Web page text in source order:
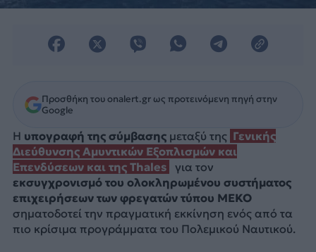
Προσθήκη του onalert.gr ως προτεινόμενη πηγή στην
Google
Η υπογραφή της σύμβασηςμεταξύ της Γενικής
Διεύθυνσης Αμυντικών Εξοπλισμών και
Επενδύσεων και της Thales
για τον
εκσυγχρονισμό του ολοκληρωμένου συστήματος
επιχειρήσεων των φρεγατών τύπου MEKO
σηματοδοτεί την πραγματική εκκίνηση ενός από τα
πιο κρίσιμα προγράμματα του Πολεμικού Ναυτικού.